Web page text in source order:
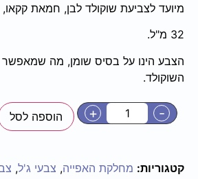
מיועד לצביעת שוקולד לבן, חמאת קקאו,
32 מ"ל.
הצבע הינו על בסיס שומן, מה שמאפשר
השוקולד.
-
+ הוספה לסל
קטגוריות: מחלקת האפייה, צבעי ג'ל,